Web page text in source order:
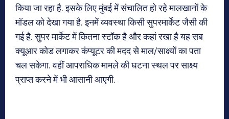
किया जा रहा है. इसके लिए मुंबई में संचालित हो रहे मालखानों के
मॉडल को देखा गया है. इनमें व्यवस्था किसी सुपरमार्केट जैसी की
गई है. सुपर मार्केट में कितना स्टॉक है और कहां रखा है यह सब
क्यूआर कोड लगाकर कंप्यूटर की मदद से माल/साक्ष्यों का पता
चल सकेगा. वहीं आपराधिक मामले की घटना स्थल पर साक्ष्य
प्राप्त करने में भी आसानी आएगी.